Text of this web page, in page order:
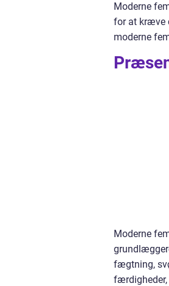
Moderne
for at kræve
moderne
Moderne
fægtning,
færdigheder,